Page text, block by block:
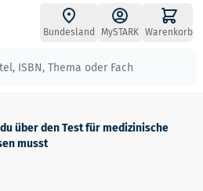
Bundesland MySTARK Warenkorb
über den Test für medizinische
musst